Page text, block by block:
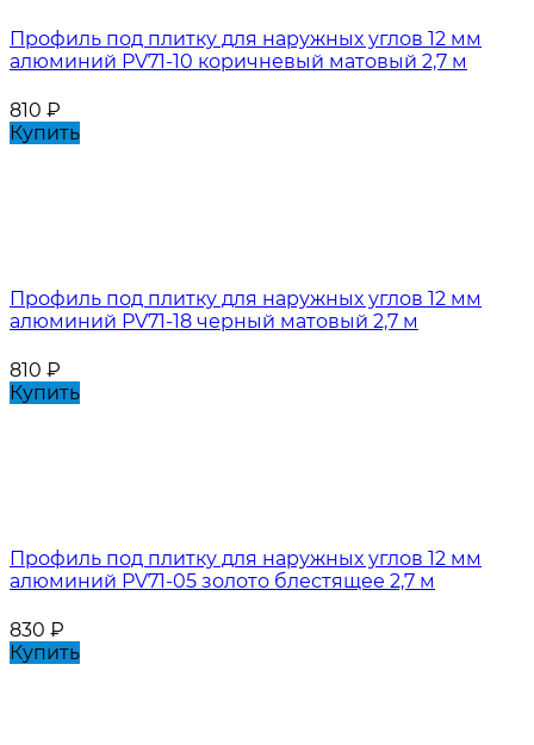
Профиль под плитку для наружных углов 12 мм
алюминий PV71-10 коричневый матовый 2,7 м
810 ₽
Купить
Профиль под плитку для наружных углов 12 мм
алюминий PV71-18 черный матовый 2,7 м
810 ₽
Купить
Профиль под плитку для наружных углов 12 мм
алюминий PV71-05 золото блестящее 2,7 м
830 ₽
Купить